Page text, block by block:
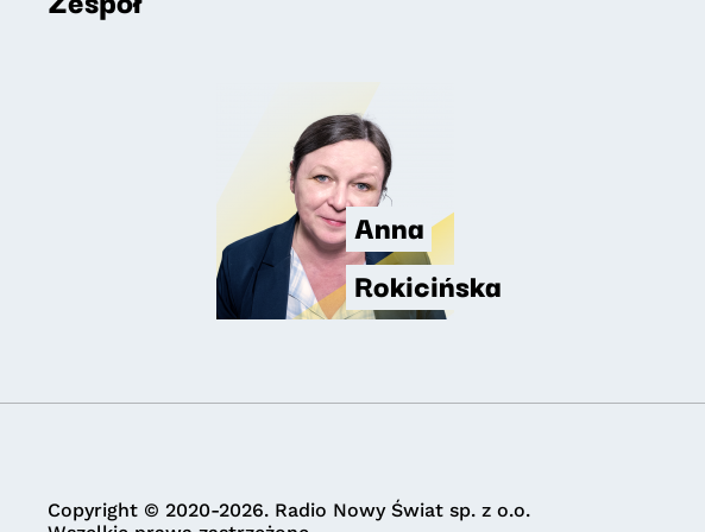
Anna
Rokicińska
Copyright © 2020-2026. Radio Nowy Świat sp. z o.o.